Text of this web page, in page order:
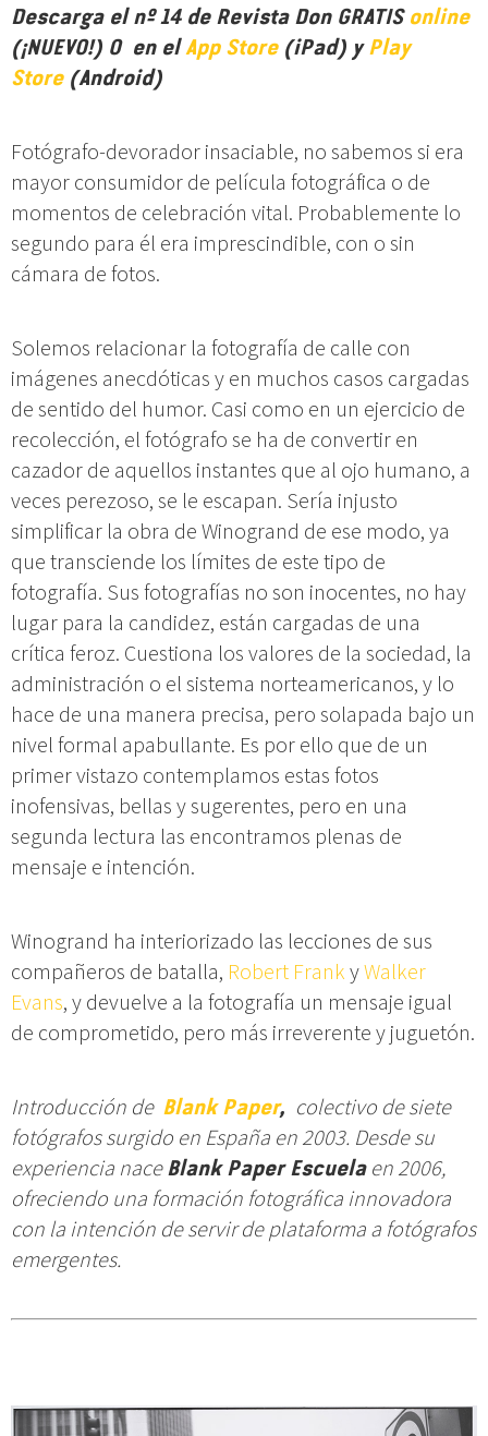
Descarga el nº 14 de Revista Don GRATIS online
(¡NUEVO!) O en elApp Store(iPad) y Play
Store(Android)
Fotógrafo-devorador insaciable, no sabemos si era
mayor consumidor de película fotográfica o de
momentos de celebración vital. Probablemente lo
segundo para él era imprescindible, con o sin
cámara de fotos.
Solemos relacionar la fotografía de calle con
imágenes anecdóticas y en muchos casos cargadas
de sentido del humor. Casi como en un ejercicio de
recolección, el fotógrafo se ha de convertir en
cazador de aquellos instantes que al ojo humano, a
veces perezoso, se le escapan. Sería injusto
simplificar la obra de Winogrand de ese modo, ya
que transciende los límites de este tipo de
fotografía. Sus fotografías no son inocentes, no hay
lugar para la candidez, están cargadas de una
crítica feroz. Cuestiona los valores de la sociedad, la
administración o el sistema norteamericanos, y lo
hace de una manera precisa, pero solapada bajo un
nivel formal apabullante. Es por ello que de un
primer vistazo contemplamos estas fotos
inofensivas, bellas y sugerentes, pero en una
segunda lectura las encontramos plenas de
mensaje e intención.
Winogrand ha interiorizado las lecciones de sus
compañeros de batalla, Robert Frank yWalker
Evans, y devuelve a la fotografía un mensaje igual
de comprometido, pero más irreverente y juguetón.
Introducción de Blank Paper, colectivo de siete
fotógrafos surgido en España en 2003. Desde su
experiencia nace Blank Paper Escuelaen 2006,
ofreciendo una formación fotográfica innovadora
con la intención de servir de plataforma a fotógrafos
emergentes.